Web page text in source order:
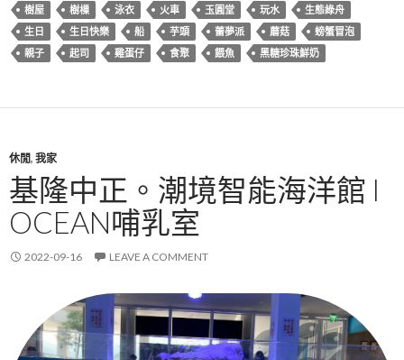
樹屋
樹樔 泳衣 火車 玉圓堂 玩水
生態綠舟
生日
生日快樂 船 芋頭 蕾夢派 蘑菇
螃蟹冒泡
親子
起司 雞蛋仔 食聚 餵魚 黑糖珍珠鮮奶
休閒, 我家
基隆中正。潮境智能海洋館 I
OCEAN哺乳室
2022-09-16 LEAVE A COMMENT